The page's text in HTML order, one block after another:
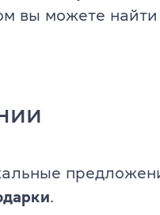
для детей 11-12
Module 1
Module 2
вы можете
.